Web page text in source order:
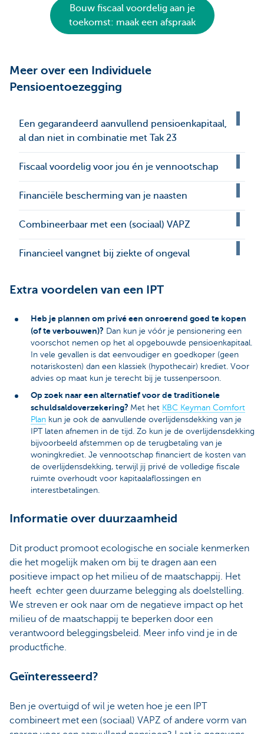
Bouw fiscaal voordelig aan je
toekomst: maak een afspraak
Meer over een Individuele
Pensioentoezegging
Een gegarandeerd aanvullend pensioenkapitaal,
al dan niet in combinatie met Tak 23
Fiscaal voordelig voor jou én je vennootschap
Financiële bescherming van je naasten
Combineerbaar met een (sociaal) VAPZ
Financieel vangnet bij ziekte of ongeval
Extra voordelen van een IPT
Heb je plannen om privé een onroerend goed te kopen
(of te verbouwen)? Dan kun je vóór je pensionering een
voorschot nemen op het al opgebouwde pensioenkapitaal.
In vele gevallen is dat eenvoudiger en goedkoper (geen
notariskosten) dan een klassiek (hypothecair) krediet. Voor
advies op maat kun je terecht bij je tussenpersoon.
Op zoek naar een alternatief voor de traditionele
schuldsaldoverzekering? Met het KBC Keyman Comfort
Plan kun je ook de aanvullende overlijdensdekking van je
IPT laten afnemen in de tijd. Zo kun je de overlijdensdekking
bijvoorbeeld afstemmen op de terugbetaling van je
woningkrediet. Je vennootschap financiert de kosten van
de overlijdensdekking, terwijl jij privé de volledige fiscale
ruimte overhoudt voor kapitaalaflossingen en
interestbetalingen.
Informatie over duurzaamheid
Dit product promoot ecologische en sociale kenmerken
die het mogelijk maken om bij te dragen aan een
positieve impact op het milieu of de maatschappij. Het
heeft echter geen duurzame belegging als doelstelling.
We streven er ook naar om de negatieve impact op het
milieu of de maatschappij te beperken door een
verantwoord beleggingsbeleid. Meer info vind je in de
productfiche.
Geïnteresseerd?
Ben je overtuigd of wil je weten hoe je een IPT
combineert met een (sociaal) VAPZ of andere vorm van